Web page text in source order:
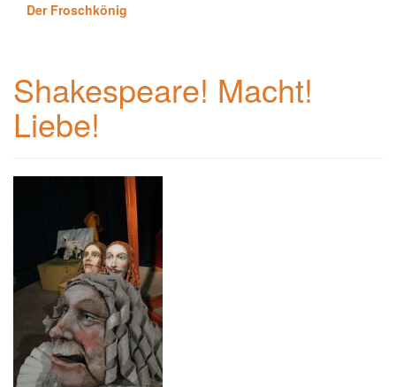
Der Froschkönig
Shakespeare! Macht!
Liebe!